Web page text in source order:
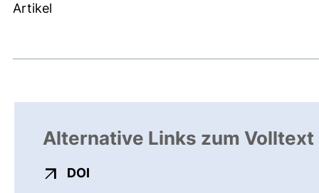
Artikel
Alternative Links zum Volltext
DOI